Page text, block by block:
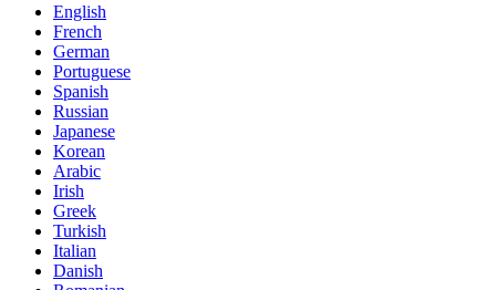
English
French
German
Portuguese
Spanish
Russian
Japanese
Korean
Arabic
Irish
Greek
Turkish
Italian
Danish